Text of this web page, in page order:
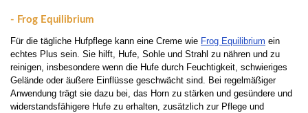
- Frog Equilibrium
Für die tägliche Hufpflege kann eine Creme wie Frog Equilibrium ein
echtes Plus sein. Sie hilft, Hufe, Sohle und Strahl zu nähren und zu
reinigen, insbesondere wenn die Hufe durch Feuchtigkeit, schwieriges
Gelände oder äußere Einflüsse geschwächt sind. Bei regelmäßiger
Anwendung trägt sie dazu bei, das Horn zu stärken und gesündere und
widerstandsfähigere Hufe zu erhalten, zusätzlich zur Pflege und